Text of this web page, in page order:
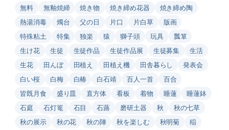
無料 無釉焼締 焼き物 焼き締め花器
焼き締め陶
熱湯消毒
燭台 父の日 片口 片白草
版画
特殊粘土
特集 独楽 猿 獅子頭 玩具
瓢箪
生け花
生徒 生徒作品 生徒作品展 生徒募集
生活
生花
田んぼ 田植え 田植え機 田舎暮らし
発表会
白い桜
白梅 白椿 白石靖 百人一首
百合
皆既月食
盛り皿 直方体 看板 着物 睡蓮
睡蓮鉢
石庭
石灯篭 石目 石蕗 磨研土器 秋
秋の七草
秋の展示
秋の花 秋の陣 秋を楽しむ 秋明菊
稲